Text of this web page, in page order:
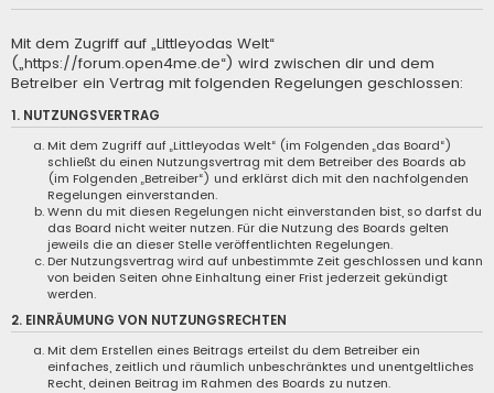
Mit dem Zugriff auf „Littleyodas Welt“
(„https://forum.open4me.de“) wird zwischen dir und dem
Betreiber ein Vertrag mit folgenden Regelungen geschlossen:
1. NUTZUNGSVERTRAG
Mit dem Zugriff auf „Littleyodas Welt“ (im Folgenden „das Board“)
schließt du einen Nutzungsvertrag mit dem Betreiber des Boards ab
(im Folgenden „Betreiber“) und erklärst dich mit den nachfolgenden
Regelungen einverstanden.
Wenn du mit diesen Regelungen nicht einverstanden bist, so darfst du
das Board nicht weiter nutzen. Für die Nutzung des Boards gelten
jeweils die an dieser Stelle veröffentlichten Regelungen.
Der Nutzungsvertrag wird auf unbestimmte Zeit geschlossen und kann
von beiden Seiten ohne Einhaltung einer Frist jederzeit gekündigt
werden.
2. EINRÄUMUNG VON NUTZUNGSRECHTEN
Mit dem Erstellen eines Beitrags erteilst du dem Betreiber ein
einfaches, zeitlich und räumlich unbeschränktes und unentgeltliches
Recht, deinen Beitrag im Rahmen des Boards zu nutzen.